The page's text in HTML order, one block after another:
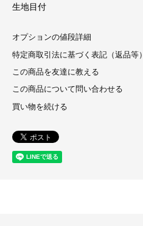
生地目付
オプションの値段詳細
特定商取引法に基づく表記（返品等）
この商品を友達に教える
この商品について問い合わせる
買い物を続ける